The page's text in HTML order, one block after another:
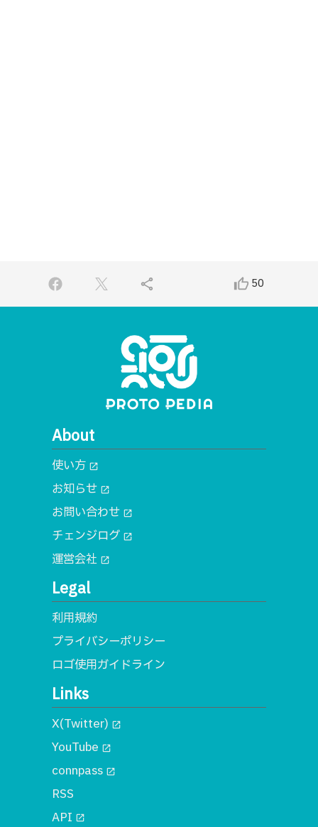
share thumb_up_alt 50
About
使い方 open_in_new
お知らせ open_in_new
お問い合わせ open_in_new
チェンジログ open_in_new
運営会社 open_in_new
Legal
利用規約
プライバシーポリシー
ロゴ使用ガイドライン
Links
X(Twitter) open_in_new
YouTube open_in_new
connpass open_in_new
RSS
API open_in_new